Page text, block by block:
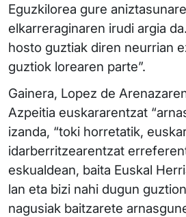
Eguzkilorea gure
elkarreraginaren irudi argia
hosto guztiak diren neurrian
guztiok lorearen parte”.
Gainera, Lopez de
Azpeitia euskararentzat
izanda, “toki horretatik,
idarberritzearentzat
eskualdean, baita Euskal
lan eta bizi nahi dugun
nagusiak baitzarete